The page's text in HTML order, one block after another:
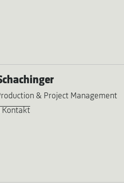
& Project Management
Kontakt